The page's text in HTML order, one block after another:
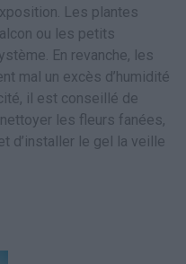
Les plantes
ou les petits
En revanche, les
mal un excès d’humidité
il est conseillé de
les fleurs fanées,
d’installer le gel la veille